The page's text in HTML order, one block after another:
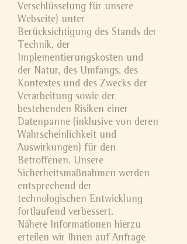
Verschlüsselung für unsere
Webseite) unter
Berücksichtigung des Stands der
Technik, der
Implementierungskosten und
der Natur, des Umfangs, des
Kontextes und des Zwecks der
Verarbeitung sowie der
bestehenden Risiken einer
Datenpanne (inklusive von deren
Wahrscheinlichkeit und
Auswirkungen) für den
Betroffenen. Unsere
Sicherheitsmaßnahmen werden
entsprechend der
technologischen Entwicklung
fortlaufend verbessert.
Nähere Informationen hierzu
erteilen wir Ihnen auf Anfrage